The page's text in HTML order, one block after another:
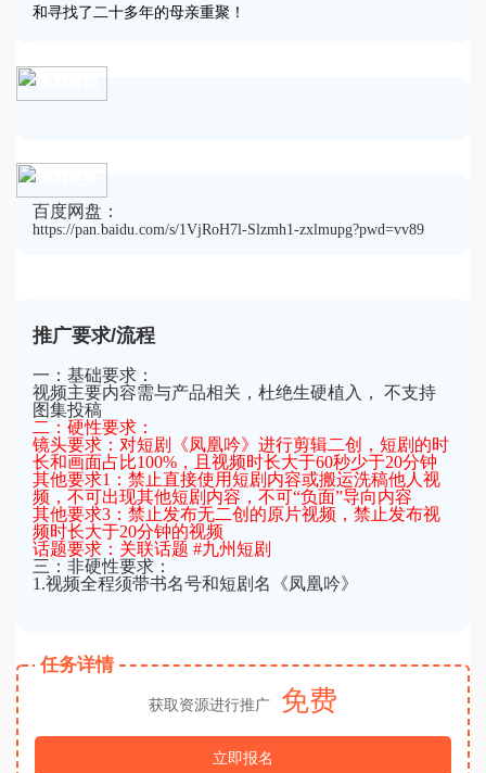
和寻找了二十多年的母亲重聚！
百度网盘：
https://pan.baidu.com/s/1VjRoH7l-Slzmh1-zxlmupg?pwd=vv89
推广要求/流程
一：基础要求：
视频主要内容需与产品相关，杜绝生硬植入， 不支持
图集投稿
二：硬性要求：
镜头要求：对短剧《凤凰吟》进行剪辑二创，短剧的时
长和画面占比100%，且视频时长大于60秒少于20分钟
其他要求1：禁止直接使用短剧内容或搬运洗稿他人视
频，不可出现其他短剧内容，不可“负面”导向内容
其他要求3：禁止发布无二创的原片视频，禁止发布视
频时长大于20分钟的视频
话题要求：关联话题 #九州短剧
三：非硬性要求：
1.视频全程须带书名号和短剧名《凤凰吟》
任务详情
获取资源进行推广 免费
立即报名